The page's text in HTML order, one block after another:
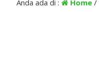
Anda ada di : Home/